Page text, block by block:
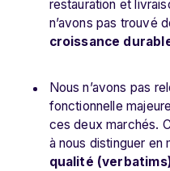
restauration et
n’avons pas trouvé
croissance
Nous n’avons pas
fonctionnelle
ces deux marchés.
à nous distinguer en
qualité